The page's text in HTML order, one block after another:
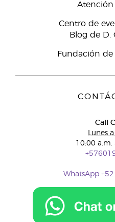
Atención
Centro de
Blog de D.
Fundación de
Call
Lunes
10:00
WhatsApp